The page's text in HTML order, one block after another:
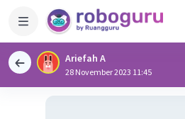
Ariefah A
28 November 2023 11:45